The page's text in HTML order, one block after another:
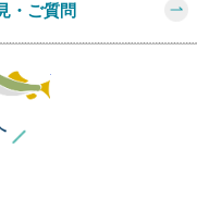
・ご質問